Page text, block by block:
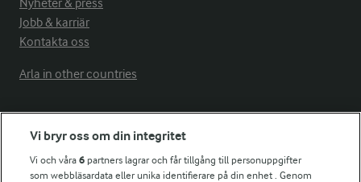
Nyheter & press
Jobb & karriär
Kontakta oss
Arla in other countries
Fler Arlasajter
För ägare
Vi bryr oss om din integritet
Vi och våra6 partners lagrar och får tillgång till personuppgifter
som webbläsardata eller unika identifierare på din enhet . Genom